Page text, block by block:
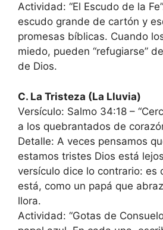
Actividad: “El Escudo de la
escudo grande de cartón y
promesas bíblicas. Cuando
miedo, pueden “refugiarse”
de Dios.
C. La Tristeza (La Lluvia)
Versículo: Salmo 34:18 –
a los quebrantados de
Detalle: A veces pensamos
estamos tristes Dios está
versículo dice lo contrario: es
está, como un papá que
llora.
Actividad: “Gotas de